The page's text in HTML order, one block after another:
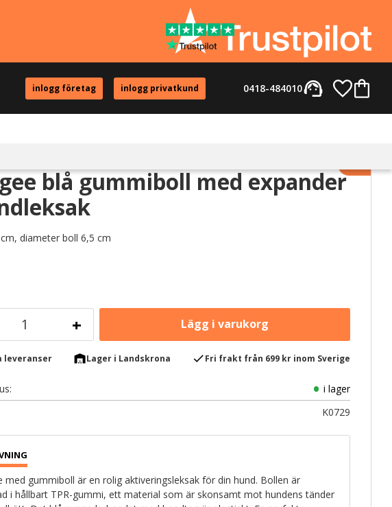
inlogg företag inlogg privatkund support_agent
0418-484010
blå gummiboll med expander
diameter boll 6,5 cm
+
Lägg
leveranser warehouseLager i Landskrona checkFri frakt från 699 kr inom Sverige
i lager
K0729
med gummiboll är en rolig aktiveringsleksak för din hund. Bollen är
i hållbart TPR-gummi, ett material som är skonsamt mot hundens tänder